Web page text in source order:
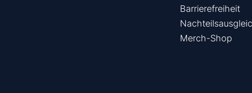
Barrierefreiheit
Merch-Shop